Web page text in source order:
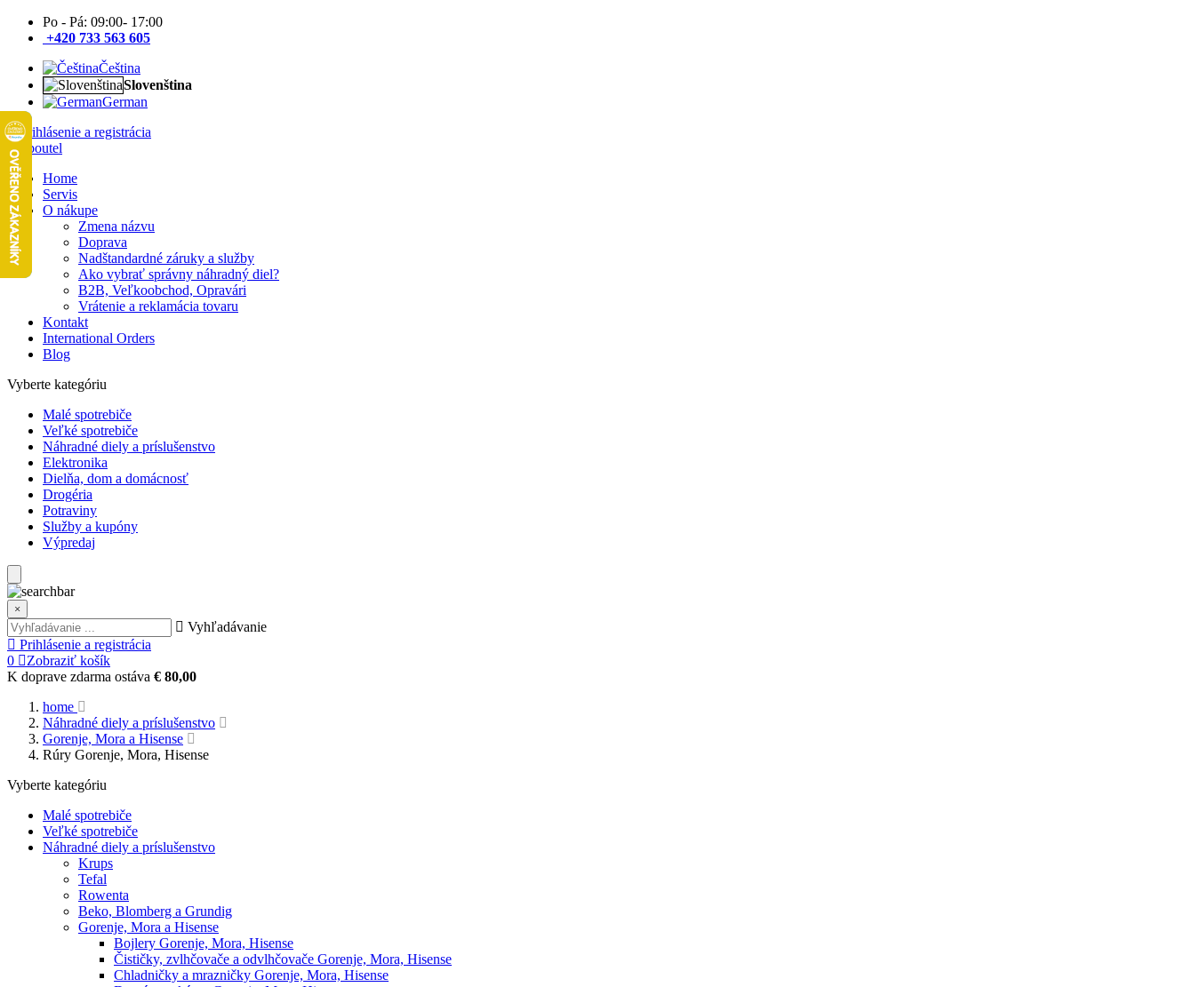
Po - Pá: 09:00- 17:00
+420 733 563 605
Čeština
Slovenština
German
Prihlásenie a registrácia
Home
Servis
O nákupe
Zmena názvu
Doprava
Nadštandardné záruky a služby
Ako vybrať správny náhradný diel?
B2B, Veľkoobchod, Opravári
Vrátenie a reklamácia tovaru
Kontakt
International Orders
Blog
Vyberte kategóriu
Malé spotrebiče
Veľké spotrebiče
Náhradné diely a príslušenstvo
Elektronika
Dielňa, dom a domácnosť
Drogéria
Potraviny
Služby a kupóny
Výpredaj
×
Vyhľadávanie
Prihlásenie a registrácia
0
Zobraziť košík
K doprave zdarma ostáva € 80,00
home
Náhradné diely a príslušenstvo
Gorenje, Mora a Hisense
Rúry Gorenje, Mora, Hisense
Vyberte kategóriu
Malé spotrebiče
Veľké spotrebiče
Náhradné diely a príslušenstvo
Krups
Tefal
Rowenta
Beko, Blomberg a Grundig
Gorenje, Mora a Hisense
Bojlery Gorenje, Mora, Hisense
Čističky, zvlhčovače a odvlhčovače Gorenje, Mora, Hisense
Chladničky a mrazničky Gorenje, Mora, Hisense